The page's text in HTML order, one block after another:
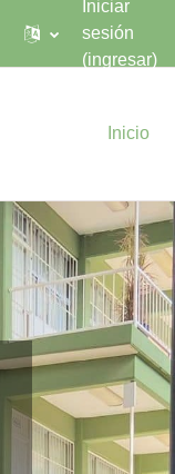
Iniciar
sesión
(ingresar)
Inicio